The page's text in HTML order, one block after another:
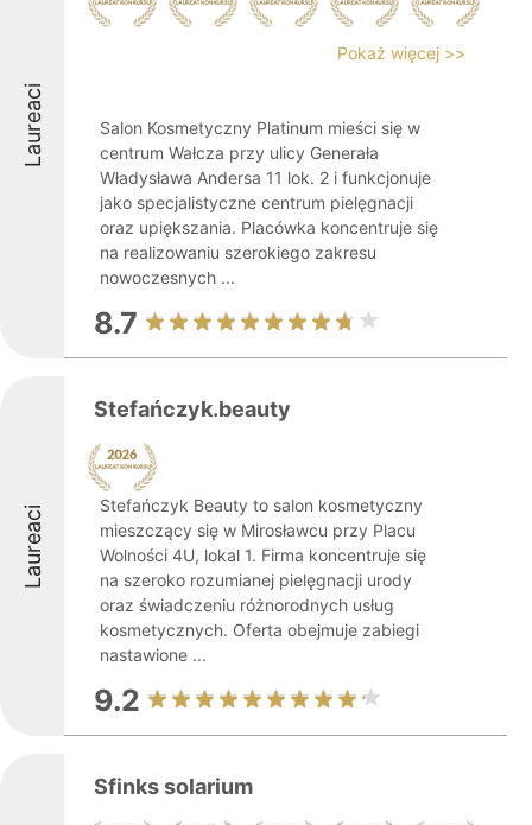
Laureaci
Pokaż więcej >>
Salon Kosmetyczny Platinum mieści się w
centrum Wałcza przy ulicy Generała
Władysława Andersa 11 lok. 2 i funkcjonuje
jako specjalistyczne centrum pielęgnacji
oraz upiększania. Placówka koncentruje się
na realizowaniu szerokiego zakresu
nowoczesnych ...
8.7
Laureaci
Stefańczyk.beauty
Stefańczyk Beauty to salon kosmetyczny
mieszczący się w Mirosławcu przy Placu
Wolności 4U, lokal 1. Firma koncentruje się
na szeroko rozumianej pielęgnacji urody
oraz świadczeniu różnorodnych usług
kosmetycznych. Oferta obejmuje zabiegi
nastawione ...
9.2
Sfinks solarium